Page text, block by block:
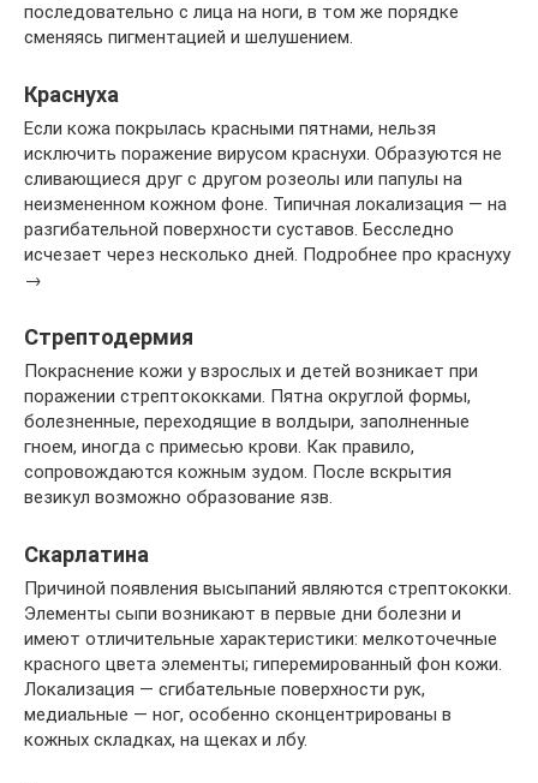
последовательно с лица на ноги, в том же порядке
сменяясь пигментацией и шелушением.
Краснуха
Если кожа покрылась красными пятнами, нельзя
исключить поражение вирусом краснухи. Образуются не
сливающиеся друг с другом розеолы или папулы на
неизмененном кожном фоне. Типичная локализация — на
разгибательной поверхности суставов. Бесследно
исчезает через несколько дней. Подробнее про краснуху
→
Стрептодермия
Покраснение кожи у взрослых и детей возникает при
поражении стрептококками. Пятна округлой формы,
болезненные, переходящие в волдыри, заполненные
гноем, иногда с примесью крови. Как правило,
сопровождаются кожным зудом. После вскрытия
везикул возможно образование язв.
Скарлатина
Причиной появления высыпаний являются стрептококки.
Элементы сыпи возникают в первые дни болезни и
имеют отличительные характеристики: мелкоточечные
красного цвета элементы; гиперемированный фон кожи.
Локализация — сгибательные поверхности рук,
медиальные — ног, особенно сконцентрированы в
кожных складках, на щеках и лбу.